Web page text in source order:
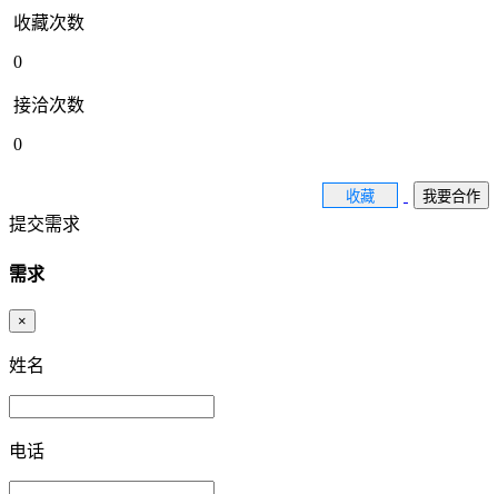
收藏次数
0
接洽次数
0
收藏 我要合作
提交需求
需求
×
姓名
电话